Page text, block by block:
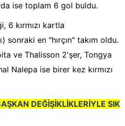
ise toplam 6 gol buldu.
6 kırmızı kartla
sonraki en "hırçın" takım oldu.
ve Thalisson 2'şer, Tongya
Nalepa ise birer kez kırmızı
DEĞİŞİKLİKLERİYLE SIK